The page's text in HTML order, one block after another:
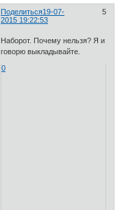
Поделиться 5
19-07-
2015 19:22:53
Наборот. Почему нельзя? Я и
говорю выкладывайте.
0